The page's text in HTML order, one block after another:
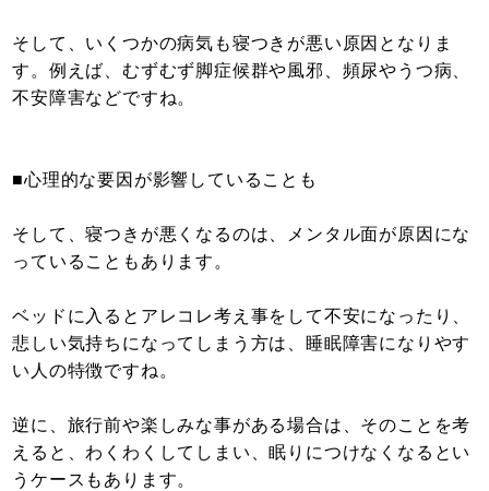
そして、いくつかの病気も寝つきが悪い原因となりま
す。例えば、むずむず脚症候群や風邪、頻尿やうつ病、
不安障害などですね。
■心理的な要因が影響していることも
そして、寝つきが悪くなるのは、メンタル面が原因にな
っていることもあります。
ベッドに入るとアレコレ考え事をして不安になったり、
悲しい気持ちになってしまう方は、睡眠障害になりやす
い人の特徴ですね。
逆に、旅行前や楽しみな事がある場合は、そのことを考
えると、わくわくしてしまい、眠りにつけなくなるとい
うケースもあります。